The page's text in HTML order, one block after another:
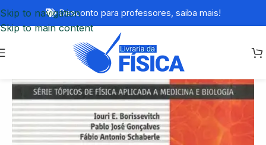
Skip to navigation
Skip to main content
Desconto para professores, saiba mais!